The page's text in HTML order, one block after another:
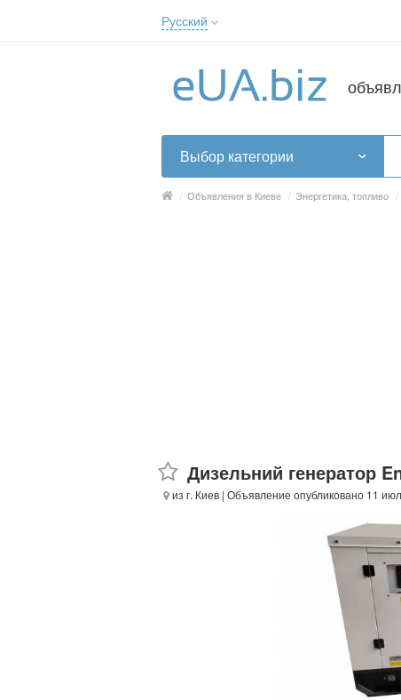
Русский
Українська
Выбор категории
/ Объявления в Киеве / Энергетика, топливо /
Дизельний генератор
из г. Киев | Объявление опубликовано 11